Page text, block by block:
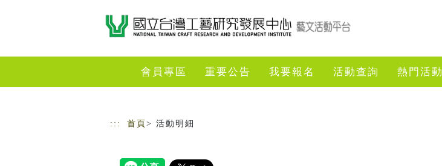
會員專區 重要公告 我要報名 活動查詢 熱門活動
::: 首頁 > 活動明細